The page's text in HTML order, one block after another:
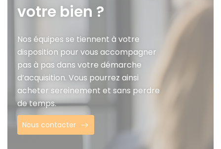
votre bien ?
Nos équipes se tiennent à votre
disposition pour vous accompagner
pas à pas dans votre démarche
d’acquisition. Vous pourrez ainsi
acheter sereinement et sans perdre
de temps.
Nous contacter